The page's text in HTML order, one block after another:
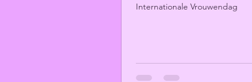
Internationale Vrouwendag